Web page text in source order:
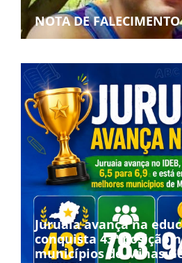
NOTA DE
Juruaia avança na
conquista 43ª posição
municípios de Minas